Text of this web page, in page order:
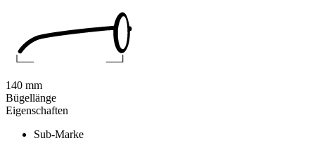
Eigenschaften
Sub-Marke
140 mm
Bügellänge